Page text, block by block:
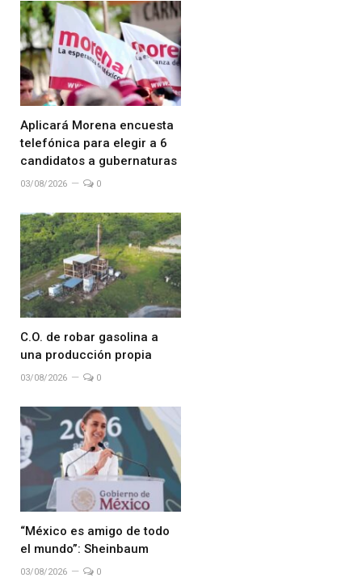
Aplicará Morena encuesta
telefónica para elegir a 6
candidatos a gubernaturas
03/08/2026 0
C.O. de robar gasolina a
una producción propia
03/08/2026 0
“México es amigo de todo
el mundo”: Sheinbaum
03/08/2026 0